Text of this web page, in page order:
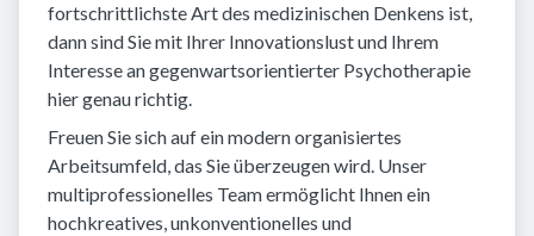
fortschrittlichste Art des medizinischen Denkens ist,
dann sind Sie mit Ihrer Innovationslust und Ihrem
Interesse an gegenwartsorientierter Psychotherapie
hier genau richtig.
Freuen Sie sich auf ein modern organisiertes
Arbeitsumfeld, das Sie überzeugen wird. Unser
multiprofessionelles Team ermöglicht Ihnen ein
hochkreatives, unkonventionelles und